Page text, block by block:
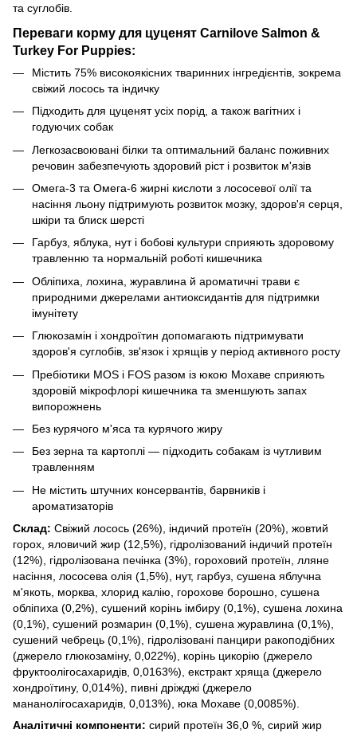
та суглобів.
Переваги корму для цуценят Carnilove Salmon &
Turkey For Puppies:
Містить 75% високоякісних тваринних інгредієнтів, зокрема
свіжий лосось та індичку
Підходить для цуценят усіх порід, а також вагітних і
годуючих собак
Легкозасвоювані білки та оптимальний баланс поживних
речовин забезпечують здоровий ріст і розвиток м'язів
Омега-3 та Омега-6 жирні кислоти з лососевої олії та
насіння льону підтримують розвиток мозку, здоров'я серця,
шкіри та блиск шерсті
Гарбуз, яблука, нут і бобові культури сприяють здоровому
травленню та нормальній роботі кишечника
Обліпиха, лохина, журавлина й ароматичні трави є
природними джерелами антиоксидантів для підтримки
імунітету
Глюкозамін і хондроїтин допомагають підтримувати
здоров'я суглобів, зв'язок і хрящів у період активного росту
Пребіотики MOS і FOS разом із юкою Мохаве сприяють
здоровій мікрофлорі кишечника та зменшують запах
випорожнень
Без курячого м'яса та курячого жиру
Без зерна та картоплі — підходить собакам із чутливим
травленням
Не містить штучних консервантів, барвників і
ароматизаторів
Склад: Свіжий лосось (26%), індичий протеїн (20%), жовтий
горох, яловичий жир (12,5%), гідролізований індичий протеїн
(12%), гідролізована печінка (3%), гороховий протеїн, лляне
насіння, лососева олія (1,5%), нут, гарбуз, сушена яблучна
м'якоть, морква, хлорид калію, горохове борошно, сушена
обліпиха (0,2%), сушений корінь імбиру (0,1%), сушена лохина
(0,1%), сушений розмарин (0,1%), сушена журавлина (0,1%),
сушений чебрець (0,1%), гідролізовані панцири ракоподібних
(джерело глюкозаміну, 0,022%), корінь цикорію (джерело
фруктоолігосахаридів, 0,0163%), екстракт хряща (джерело
хондроїтину, 0,014%), пивні дріжджі (джерело
мананолігосахаридів, 0,013%), юка Мохаве (0,0085%).
Аналітичні компоненти: сирий протеїн 36,0 %, сирий жир